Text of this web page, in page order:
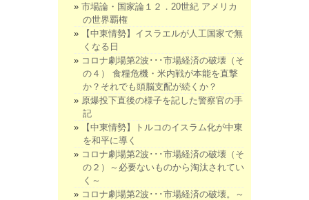
市場論・国家論１２．20世紀 アメリカ
の世界覇権
【中東情勢】イスラエルが人工国家で無
くなる日
コロナ劇場第2波･･･市場経済の破壊（そ
の４） 食糧危機・米内戦が本能を直撃
か？それでも頭脳支配が続くか？
原爆投下直後の様子を記した警察官の手
記
【中東情勢】トルコのイスラム化が中東
を和平に導く
コロナ劇場第2波･･･市場経済の破壊（そ
の２）～必要ないものから淘汰されてい
く～
コロナ劇場第2波･･･市場経済の破壊。～